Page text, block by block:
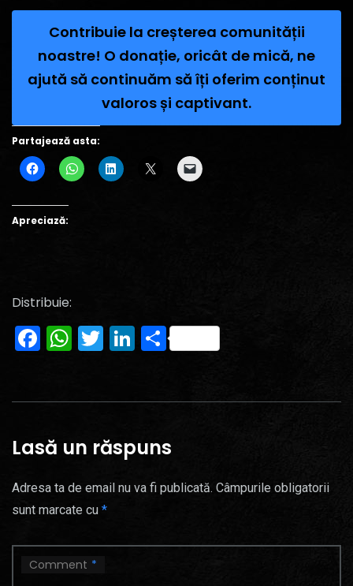
Contribuie la creșterea comunității
noastre! O donație, oricât de mică, ne
ajută să continuăm să îți oferim conținut
valoros și captivant.
Partajează asta:
Apreciază:
Distribuie:
Facebook
WhatsApp
Twitter
LinkedIn
Partajează
Lasă un răspuns
Adresa ta de email nu va fi publicată. Câmpurile obligatorii
sunt marcate cu *
Comment *